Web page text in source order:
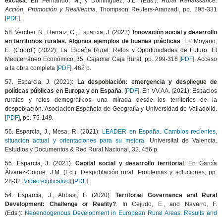
Acción, Promoción y Resiliencia . Thompson Reuters-Aranzadi, pp. 295-331
[PDF].
58. Vercher, N., Herraiz, C., Esparcia, J. (2022): Innovación social y desarrollo
en territorios rurales. Algunos ejemplos de buenas prácticas . En Moyano,
E. (Coord.) (2022): La España Rural: Retos y Oportunidades de Futuro. El
Mediterráneo Económico, 35, Cajamar Caja Rural, pp. 299-316 [PDF]. Acceso
a la obra completa [PDF], 462 p.
57. Esparcia, J. (2021): La despoblación: emergencia y despliegue de
políticas públicas en Europa y en España . [PDF]. En VV.AA. (2021): Espacios
rurales y retos demográficos: una mirada desde los territorios de la
despoblación. Asociación Española de Geografía y Universidad de Valladolid.
[PDF], pp. 75-149.
56. Esparcia, J., Mesa, R. (2021): LEADER en España. Cambios recientes,
situación actual y orientaciones para su mejora . Universitat de Valencia.
Estudios y Documentos & Red Rural Nacional, 32. 456 p.
55. Esparcia, J. (2021).Capital social y desarrollo territorial. En García
Álvarez-Coque, J.M. (Ed.): Despoblación rural. Problemas y soluciones, pp.
28-32 [Video explicativo] [PDF].
54. Esparcia, J., Abbasi, F. (2020):Territorial Governance and Rural
Development: Challenge or Reality? . In Cejudo, E., and Navarro, F.
(Eds.): Neoendogenous Development in European Rural Areas. Results and